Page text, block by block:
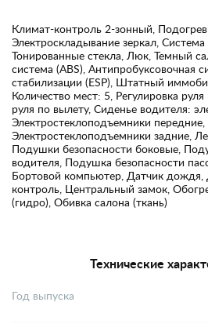
Климат-контроль 2-зонный,
Электроскладывание зеркал, Система
Тонированные стекла, Люк, Темный
система (ABS), Антипробуксовочная
стабилизации (ESP), Штатный
Количество мест: 5, Регулировка
руля по вылету, Сиденье водителя:
Электростеклоподъемники передние,
Электростеклоподъемники задние,
Подушки безопасности боковые,
водителя, Подушка безопасности
Бортовой компьютер, Датчик дождя,
контроль, Центральный замок,
(гидро), Обивка салона (ткань)
Технические
Год выпуска